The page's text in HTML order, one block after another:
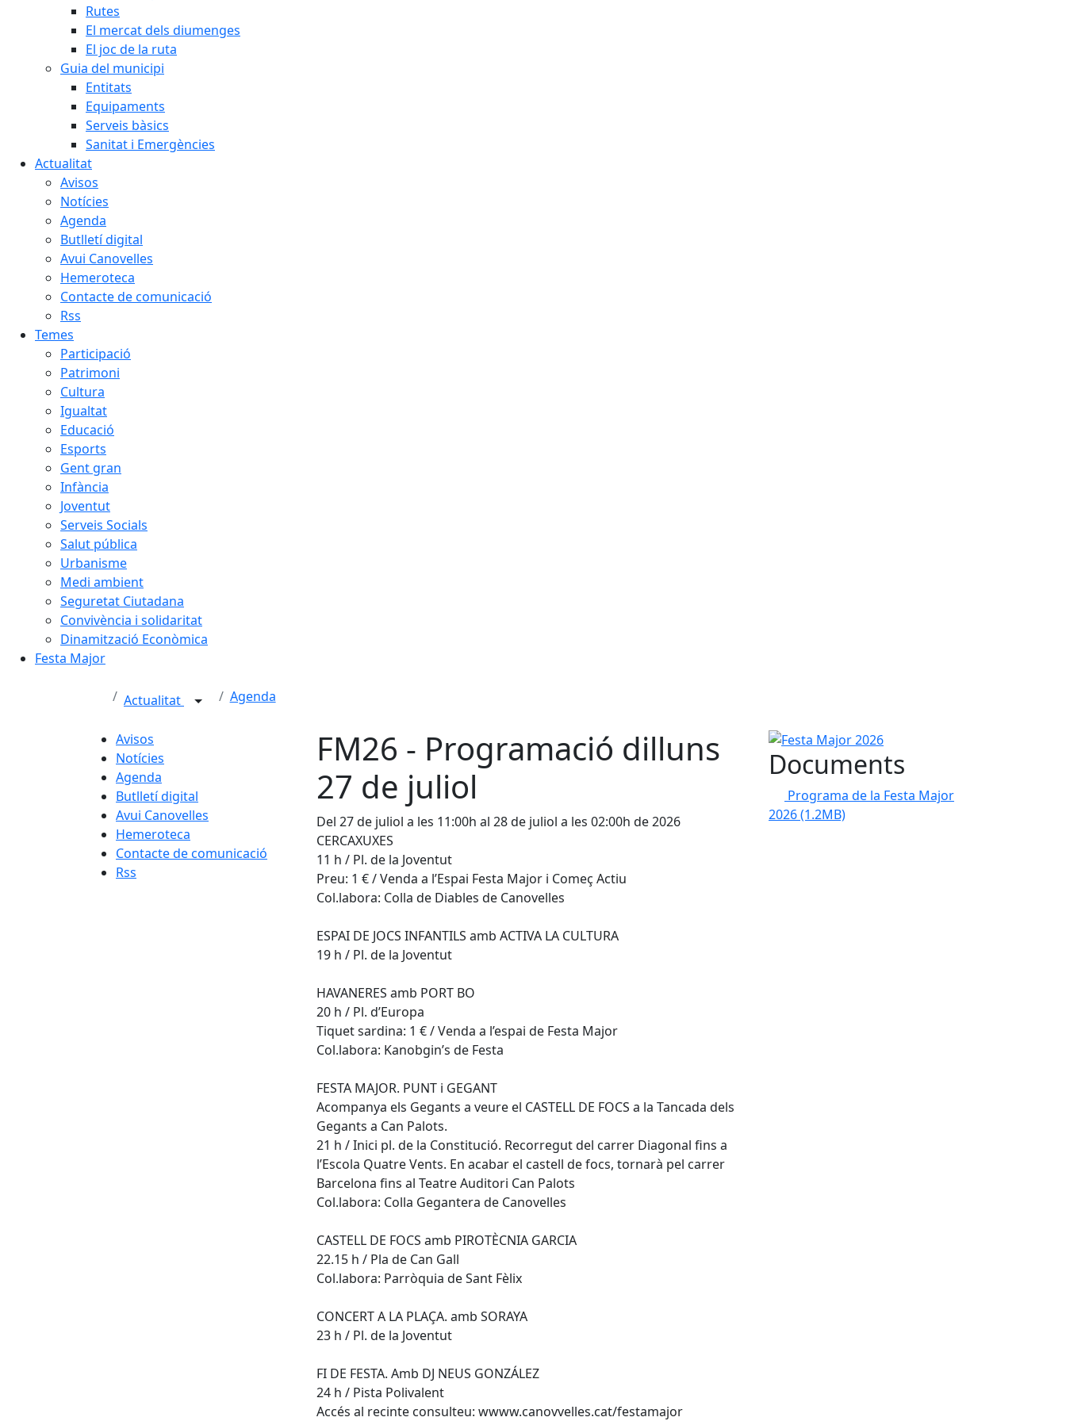
Rutes
El mercat dels diumenges
El joc de la ruta
Guia del municipi
Entitats
Equipaments
Serveis bàsics
Sanitat i Emergències
Actualitat
Avisos
Notícies
Agenda
Butlletí digital
Avui Canovelles
Hemeroteca
Contacte de comunicació
Rss
Temes
Participació
Patrimoni
Cultura
Igualtat
Educació
Esports
Gent gran
Infància
Joventut
Serveis Socials
Salut pública
Urbanisme
Medi ambient
Seguretat Ciutadana
Convivència i solidaritat
Dinamització Econòmica
Festa Major
Actualitat Agenda
Avisos
Notícies
Agenda
Butlletí digital
Avui Canovelles
Hemeroteca
Contacte de comunicació
Rss
FM26 - Programació dilluns
27 de juliol
Del 27 de juliol a les 11:00h al 28 de juliol a les 02:00h de 2026
CERCAXUXES
11 h / Pl. de la Joventut
Preu: 1 € / Venda a l’Espai Festa Major i Começ Actiu
Col.labora: Colla de Diables de Canovelles
ESPAI DE JOCS INFANTILS amb ACTIVA LA CULTURA
19 h / Pl. de la Joventut
HAVANERES amb PORT BO
20 h / Pl. d’Europa
Tiquet sardina: 1 € / Venda a l’espai de Festa Major
Col.labora: Kanobgin’s de Festa
FESTA MAJOR. PUNT i GEGANT
Acompanya els Gegants a veure el CASTELL DE FOCS a la Tancada dels
Gegants a Can Palots.
21 h / Inici pl. de la Constitució. Recorregut del carrer Diagonal fins a
l’Escola Quatre Vents. En acabar el castell de focs, tornarà pel carrer
Barcelona fins al Teatre Auditori Can Palots
Col.labora: Colla Gegantera de Canovelles
CASTELL DE FOCS amb PIROTÈCNIA GARCIA
22.15 h / Pla de Can Gall
Col.labora: Parròquia de Sant Fèlix
CONCERT A LA PLAÇA. amb SORAYA
23 h / Pl. de la Joventut
FI DE FESTA. Amb DJ NEUS GONZÁLEZ
24 h / Pista Polivalent
Accés al recinte consulteu: wwww.canovvelles.cat/festamajor
Festa Major 2026
Documents
Programa de la Festa Major
2026(1.2MB)